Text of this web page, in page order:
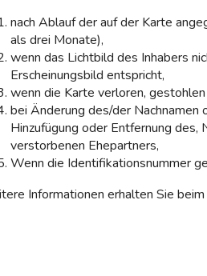
nach Ablauf der auf der Karte
als drei Monate),
wenn das Lichtbild des Inhabers
Erscheinungsbild entspricht,
wenn die Karte verloren,
bei Änderung des/der Nachnamen
Hinzufügung oder Entfernung des,
verstorbenen Ehepartners,
Wenn die Identifikationsnummer
Informationen erhalten Sie